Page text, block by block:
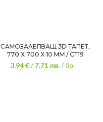
САМОЗАЛЕПВАЩ 3D ТАПЕТ,
770 Х 700 Х 10 ММ / СТ19
3.94 €/7.71лв./ бр.